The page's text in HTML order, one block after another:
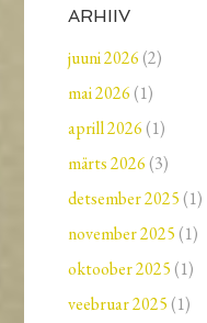
ARHIIV
juuni 2026 (2)
mai 2026 (1)
aprill 2026 (1)
märts 2026 (3)
detsember 2025 (1)
november 2025 (1)
oktoober 2025 (1)
veebruar 2025 (1)